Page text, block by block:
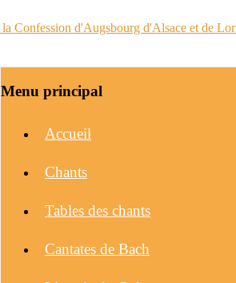
Menu principal
Accueil
Chants
Tables des chants
Cantates de Bach